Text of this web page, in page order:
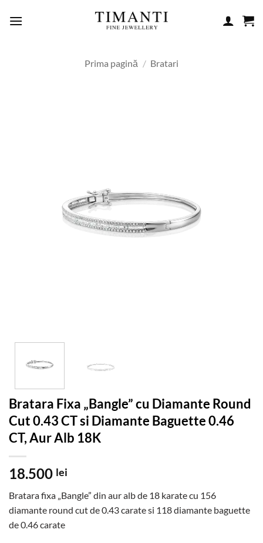
Prima pagină / Bratari
Bratara Fixa „Bangle” cu Diamante Round
Cut 0.43 CT si Diamante Baguette 0.46
CT, Aur Alb 18K
18.500 lei
Bratara fixa „Bangle” din aur alb de 18 karate cu 156
diamante round cut de 0.43 carate si 118 diamante baguette
de 0.46 carate